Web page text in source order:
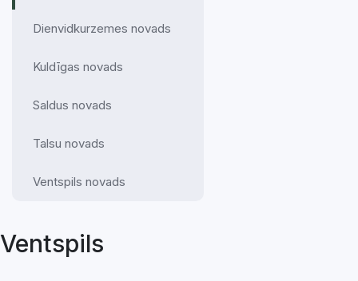
Dienvidkurzemes novads
Kuldīgas novads
Saldus novads
Talsu novads
Ventspils novads
Ventspils